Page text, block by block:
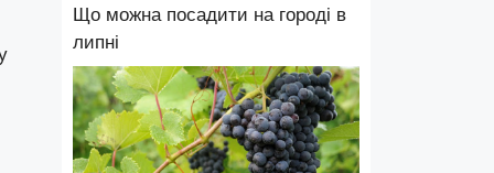
Що можна посадити на городі в
липні